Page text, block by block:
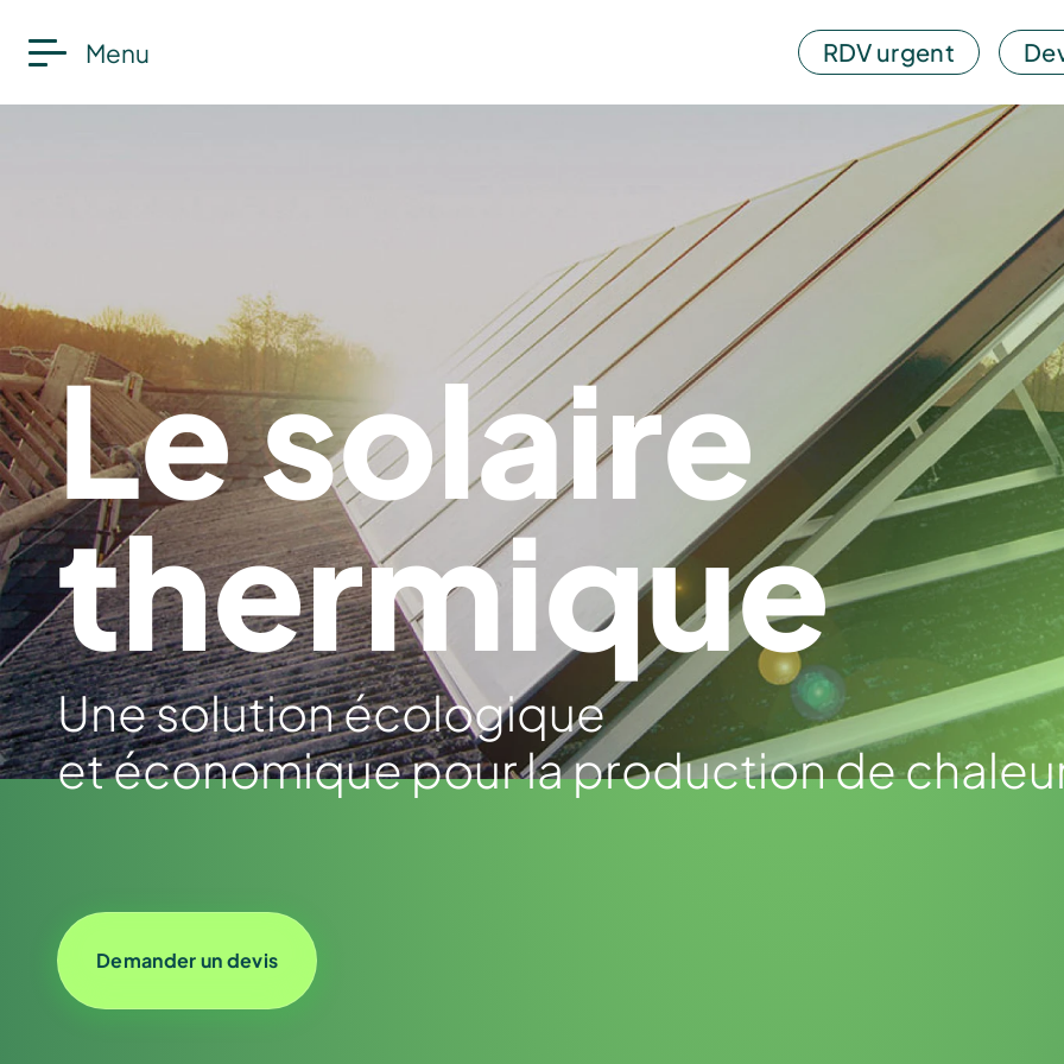
Menu RDV urgent
Le solaire
thermique
Une solution écologique
et économique pour la production de
Demander un devis